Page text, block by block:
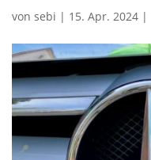
von sebi | 15. Apr. 2024 |